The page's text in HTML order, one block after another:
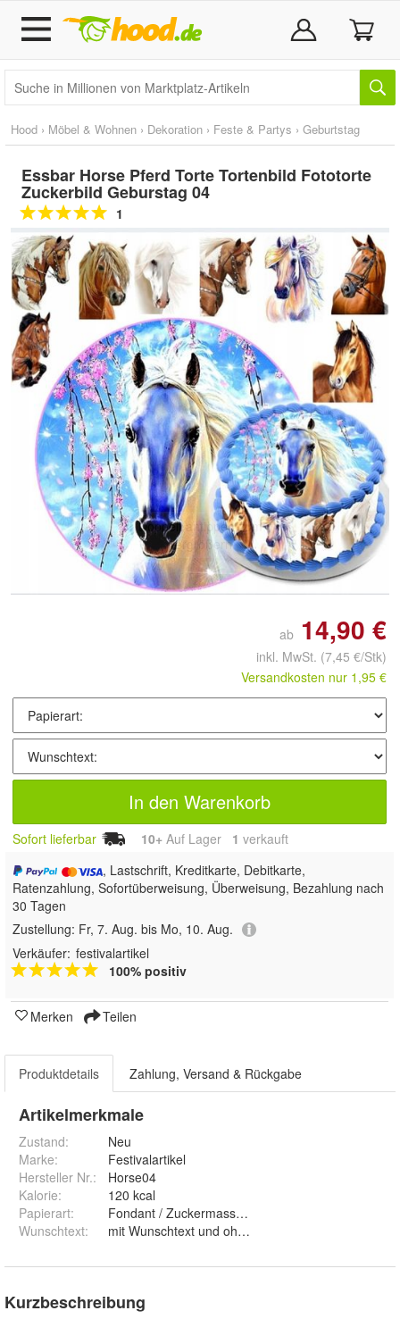
Hood › Möbel & Wohnen › Dekoration › Feste & Partys › Geburtstag
Essbar Horse Pferd Torte Tortenbild Fototorte
Zuckerbild Geburstag 04
1
Doppelt antippen zum
vergrößern
ab 14,90 €
inkl. MwSt. (7,45 €/Stk)
Versandkosten nur 1,95 €
In den Warenkorb
Sofort lieferbar 10+ Auf Lager 1 verkauft
, Lastschrift, Kreditkarte, Debitkarte,
Ratenzahlung, Sofortüberweisung, Überweisung, Bezahlung nach
30 Tagen
Zustellung: Fr, 7. Aug. bis Mo, 10. Aug.
Verkäufer: festivalartikel
100% positiv
Merken Teilen
Produktdetails Zahlung, Versand & Rückgabe
Artikelmerkmale
Zustand:
Neu
Marke:
Festivalartikel
Hersteller Nr.:
Horse04
Kalorie:
120 kcal
Papierart:
Wunschtext: mit Wunschtext und ohne Wunschtext
Kurzbeschreibung